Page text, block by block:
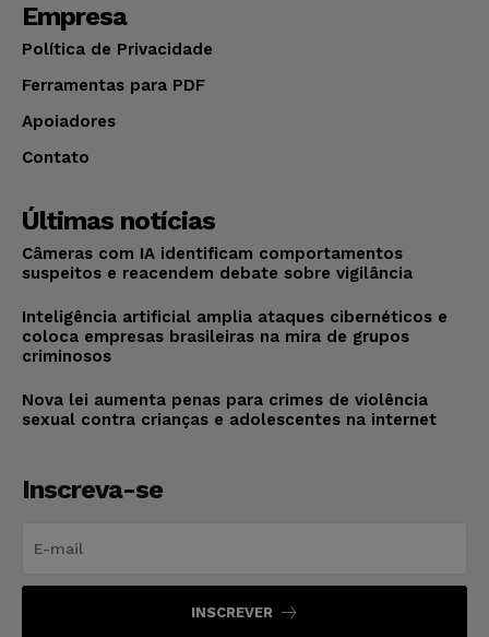
Empresa
Política de Privacidade
Ferramentas para PDF
Apoiadores
Contato
Últimas notícias
Câmeras com IA identificam comportamentos
suspeitos e reacendem debate sobre vigilância
Inteligência artificial amplia ataques cibernéticos e
coloca empresas brasileiras na mira de grupos
criminosos
Nova lei aumenta penas para crimes de violência
sexual contra crianças e adolescentes na internet
Inscreva-se
INSCREVER